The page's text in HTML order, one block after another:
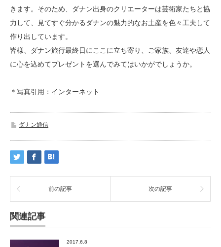
きます。そのため、ダナン出身のクリエーターは芸術家たちと協
力して、見てすぐ分かるダナンの魅力的なお土産を色々工夫して
作り出しています。
皆様、ダナン旅行最終日にここに立ち寄り、ご家族、友達や恋人
に心を込めてプレゼントを選んでみてはいかがでしょうか。
＊写真引用：インターネット
ダナン通信
前の記事 次の記事
関連記事
2017.6.8